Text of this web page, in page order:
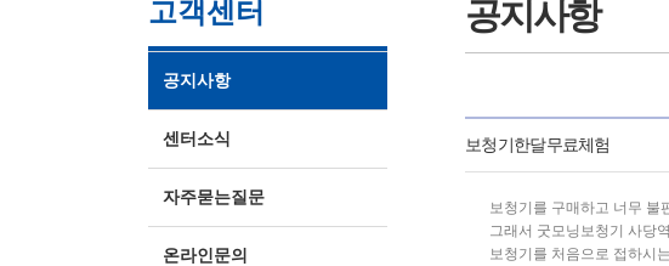
고객센터
공지사항
센터소식
자주묻는질문
온라인문의
공지사항
보청기한달무료체험
보청기를 구매하고 너무 불
그래서 굿모닝보청기 사당
보청기를 처음으로 접하시